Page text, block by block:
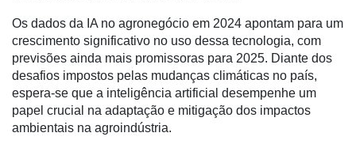
Tecnologia
para
Recursos
Hídricos
Membros
Liberali
Os dados da IA no agronegócio em 2024 apontam para um
crescimento significativo no uso dessa tecnologia, com
previsões ainda mais promissoras para 2025. Diante dos
desafios impostos pelas mudanças climáticas no país,
espera-se que a inteligência artificial desempenhe um
papel crucial na adaptação e mitigação dos impactos
ambientais na agroindústria.